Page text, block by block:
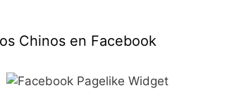
Chinos en Facebook